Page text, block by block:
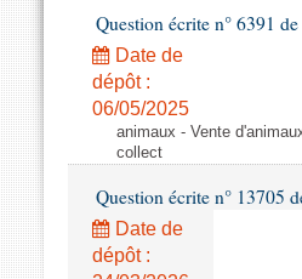
Question écrite n° 6391
Date de
dépôt :
06/05/2025
animaux - Vente
collect
Question écrite n° 13705
Date de
dépôt :